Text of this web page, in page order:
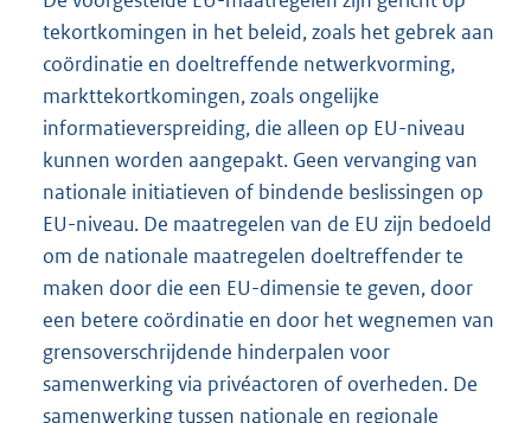
tekortkomingen in het beleid, zoals het gebrek aan
coördinatie en doeltreffende netwerkvorming,
markttekortkomingen, zoals ongelijke
informatieverspreiding, die alleen op EU-niveau
kunnen worden aangepakt. Geen vervanging van
nationale initiatieven of bindende beslissingen op
EU-niveau. De maatregelen van de EU zijn bedoeld
om de nationale maatregelen doeltreffender te
maken door die een EU-dimensie te geven, door
een betere coördinatie en door het wegnemen van
grensoverschrijdende hinderpalen voor
samenwerking via privéactoren of overheden. De
samenwerking tussen nationale en regionale